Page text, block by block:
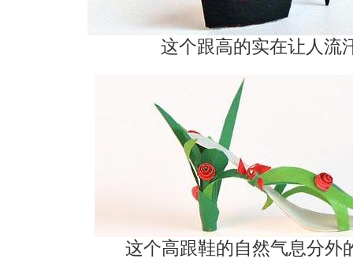
这个跟高的实在让人流
这个高跟鞋的自然气息分外